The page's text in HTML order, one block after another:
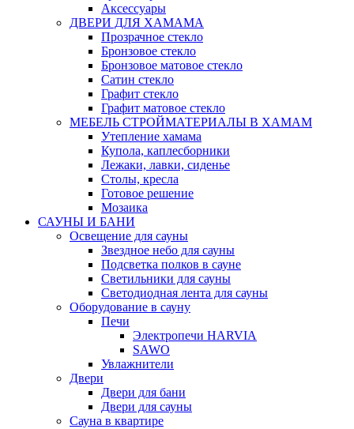
Аксессуары
ДВЕРИ ДЛЯ ХАМАМА
Прозрачное стекло
Бронзовое стекло
Бронзовое матовое стекло
Сатин стекло
Графит стекло
Графит матовое стекло
МЕБЕЛЬ СТРОЙМАТЕРИАЛЫ В ХАМАМ
Утепление хамама
Купола, каплесборники
Лежаки, лавки, сиденье
Столы, кресла
Готовое решение
Мозаика
САУНЫ И БАНИ
Освещение для сауны
Звездное небо для сауны
Подсветка полков в сауне
Светильники для сауны
Светодиодная лента для сауны
Оборудование в сауну
Печи
Электропечи HARVIA
SAWO
Увлажнители
Двери
Двери для бани
Двери для сауны
Сауна в квартире